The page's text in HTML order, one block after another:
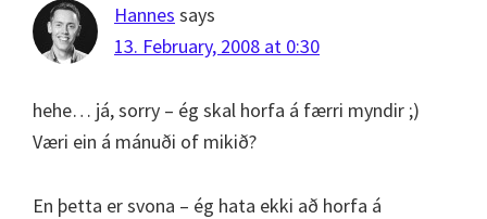
Hannes says
13. February, 2008 at 0:30
hehe… já, sorry – ég skal horfa á færri myndir ;)
Væri ein á mánuði of mikið?
En þetta er svona – ég hata ekki að horfa á